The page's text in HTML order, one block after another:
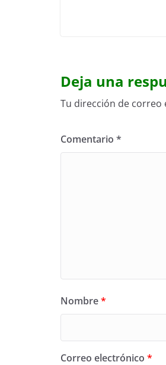
Deja una
Tu dirección de correo
Comentario *
Nombre*
Correo electrónico *